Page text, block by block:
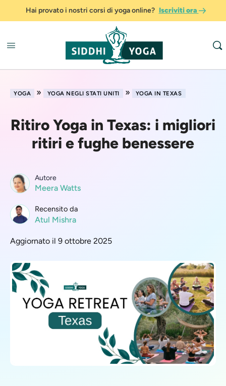
Hai provato i nostri corsi di yoga online? Iscriviti ora
YOGA » YOGA NEGLI STATI UNITI » YOGA IN TEXAS
Ritiro Yoga in Texas: i migliori
ritiri e fughe benessere
Autore
Meera Watts
Recensito da
Atul Mishra
Aggiornato il 9 ottobre 2025